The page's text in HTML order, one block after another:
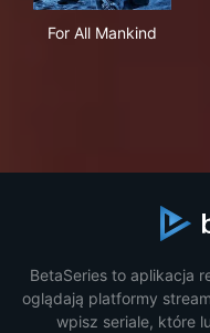
For All Mankind
BetaSeries to aplikacja
oglądają platformy
wpisz seriale, które